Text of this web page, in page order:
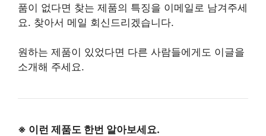
품이 없다면 찾는 제품의 특징을 이메일로 남겨주세
요. 찾아서 메일 회신드리겠습니다.
원하는 제품이 있었다면 다른 사람들에게도 이글을
소개해 주세요.
※ 이런 제품도 한번 알아보세요.